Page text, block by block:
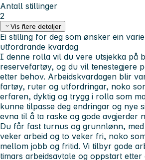
Antall stillinger
2
Vis flere detaljer
Ei stilling for deg som ønsker ein
utfordrande kvardag
I denne rolla vil du vere utsjekka på
reservefartøy, og du vil tenestegjere
etter behov. Arbeidskvardagen blir
fartøy, ruter og utfordringar, noko
erfaren, dyktig og trygg i rolla som
kunne tilpasse deg endringar og nye
evna til å ta raske og gode avgjerder
Du får fast turnus og grunnlønn,
veker arbeid og to veker fri, noko
mellom jobb og fritid. Vi tilbyr gode
timars arbeidsavtale og oppstart etter